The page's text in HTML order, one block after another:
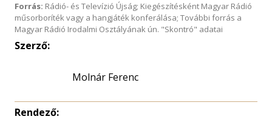
Forrás: Rádió- és Televízió Újság; Kiegészítésként Magyar Rádió
műsorboríték vagy a hangjáték konferálása; További forrás a
Magyar Rádió Irodalmi Osztályának ún. "Skontró" adatai
Szerző:
Molnár Ferenc
Rendező: